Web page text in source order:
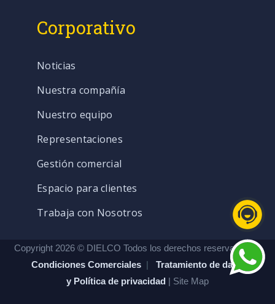
Corporativo
Noticias
Nuestra compañía
Nuestro equipo
Representaciones
Gestión comercial
Espacio para clientes
Trabaja con Nosotros
Copyright 2026 © DIELCO Todos los derechos reservados. |
Condiciones Comerciales | Tratamiento de datos
y Política de privacidad | Site Map